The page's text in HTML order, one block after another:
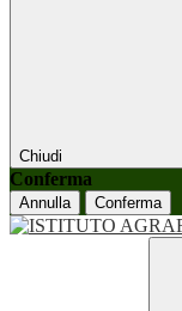
Chiudi
Conferma
Annulla Conferma